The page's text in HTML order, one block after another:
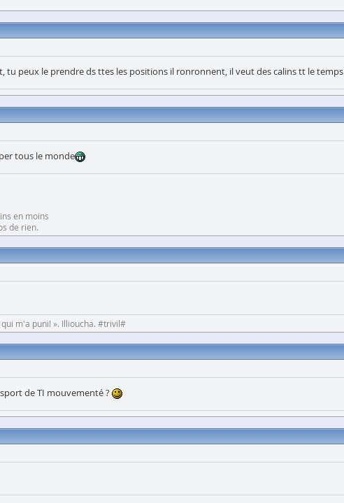
peux le prendre ds ttes les positions il ronronnent, il veut des calins tt le temps
tous le monde
en moins
de rien.
m'a puni! ». Illioucha. #trivil#
de TI mouvementé ?